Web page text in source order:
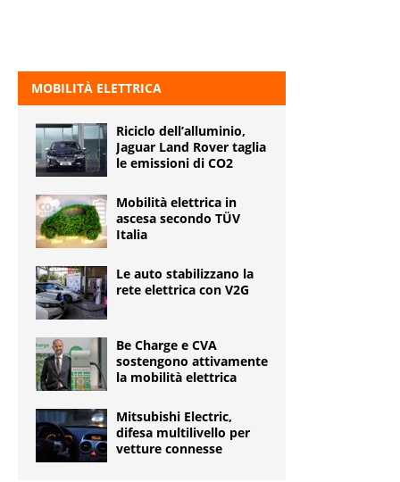
MOBILITÀ ELETTRICA
Riciclo dell’alluminio,
Jaguar Land Rover taglia
le emissioni di CO2
Mobilità elettrica in
ascesa secondo TÜV
Italia
Le auto stabilizzano la
rete elettrica con V2G
Be Charge e CVA
sostengono attivamente
la mobilità elettrica
Mitsubishi Electric,
difesa multilivello per
vetture connesse